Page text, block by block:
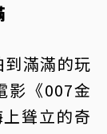
滿滿的玩
影《007金
聳立的奇